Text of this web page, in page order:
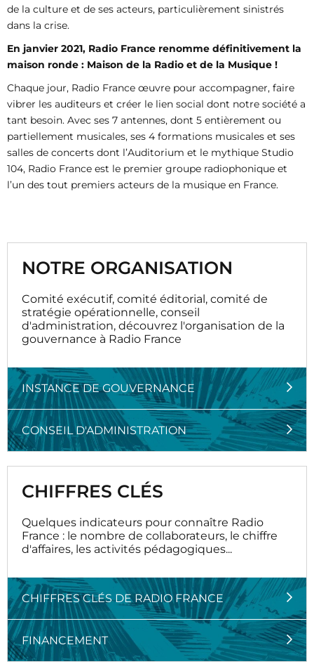
de la culture et de ses acteurs, particulièrement sinistrés
dans la crise.
En janvier 2021, Radio France renomme définitivement la
maison ronde : Maison de la Radio et de la Musique !
Chaque jour, Radio France œuvre pour accompagner, faire
vibrer les auditeurs et créer le lien social dont notre société a
tant besoin. Avec ses 7 antennes, dont 5 entièrement ou
partiellement musicales, ses 4 formations musicales et ses
salles de concerts dont l’Auditorium et le mythique Studio
104, Radio France est le premier groupe radiophonique et
l’un des tout premiers acteurs de la musique en France.
NOTRE ORGANISATION
Comité exécutif, comité éditorial, comité de
stratégie opérationnelle, conseil
d'administration, découvrez l'organisation de la
gouvernance à Radio France
INSTANCE DE GOUVERNANCE
CONSEIL D'ADMINISTRATION
CHIFFRES CLÉS
Quelques indicateurs pour connaître Radio
France : le nombre de collaborateurs, le chiffre
d'affaires, les activités pédagogiques...
CHIFFRES CLÉS DE RADIO FRANCE
FINANCEMENT